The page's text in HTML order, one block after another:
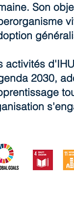
Son
activités
2030,